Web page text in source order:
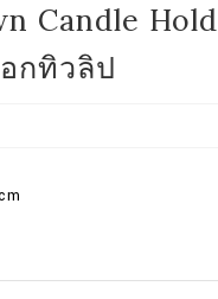
Candle
กทิวลิป